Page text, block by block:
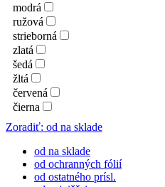
modrá
ružová
strieborná
zlatá
šedá
žltá
červená
čierna
Zoradiť: od na sklade
od na sklade
od ochranných fólií
od ostatného prísl.